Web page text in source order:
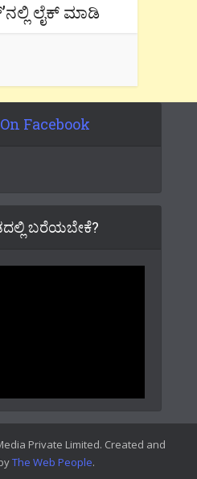
ಲೈಕ್ ಮಾಡಿ
Facebook
ಬರೆಯಬೇಕೆ?
Private Limited. Created and
The Web People.